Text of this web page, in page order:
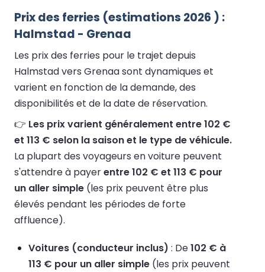
Prix des ferries (estimations 2026 ) :
Halmstad - Grenaa
Les prix des ferries pour le trajet depuis
Halmstad vers Grenaa sont dynamiques et
varient en fonction de la demande, des
disponibilités et de la date de réservation.
👉 Les prix varient généralement entre 102 €
et 113 € selon la saison et le type de véhicule.
La plupart des voyageurs en voiture peuvent
s'attendre à payerentre 102 € et 113 € pour
un aller simple (les prix peuvent être plus
élevés pendant les périodes de forte
affluence).
Voitures (conducteur inclus) : De102 € à
113 € pour un aller simple (les prix peuvent